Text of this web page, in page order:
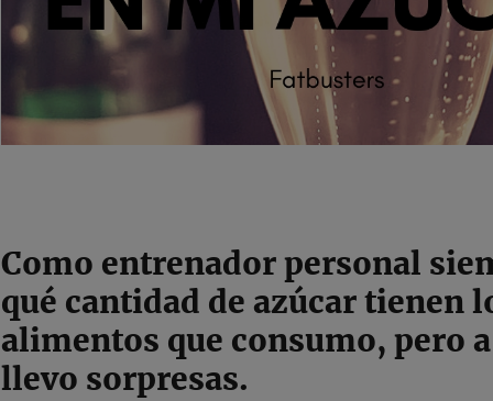
Como entrenador personal
qué cantidad de azúcar tienen
alimentos que consumo, pero
llevo sorpresas.